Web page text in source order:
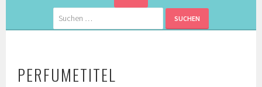
Suchen
nach:
PERFUMETITEL